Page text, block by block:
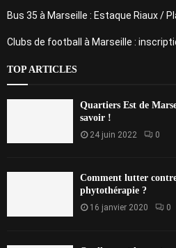
Bus 35 à Marseille : Estaque Riaux /
Clubs de football à Marseille :
TOP ARTICLES
Quartiers Est de
savoir !
24 juin 2022 0
Comment lutter
phytothérapie ?
16 janvier 2020 0